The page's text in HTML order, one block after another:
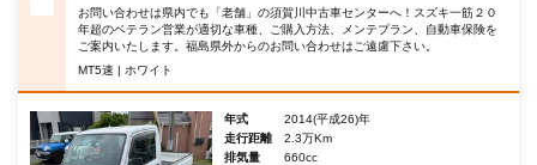
お問い合わせは県内でも「老舗」の須賀川中古車センターへ！スズキ一筋２０
年超のベテラン営業が適切な車種、ご購入方法、メンテプラン、自動車保険を
ご案内いたします。福島県外からのお問い合わせはご遠慮下さい。
MT5速 | ホワイト
年式
2014(平成26)年
走行距離
2.3万Km
排気量
660cc